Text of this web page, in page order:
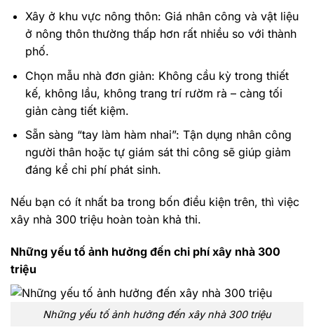
Xây ở khu vực nông thôn: Giá nhân công và vật liệu
ở nông thôn thường thấp hơn rất nhiều so với thành
phố.
Chọn mẫu nhà đơn giản: Không cầu kỳ trong thiết
kế, không lầu, không trang trí rườm rà – càng tối
giản càng tiết kiệm.
Sẵn sàng “tay làm hàm nhai”: Tận dụng nhân công
người thân hoặc tự giám sát thi công sẽ giúp giảm
đáng kể chi phí phát sinh.
Nếu bạn có ít nhất ba trong bốn điều kiện trên, thì việc
xây nhà 300 triệu hoàn toàn khả thi.
Những yếu tố ảnh hưởng đến chi phí xây nhà 300
triệu
Những yếu tố ảnh hưởng đến xây nhà 300 triệu